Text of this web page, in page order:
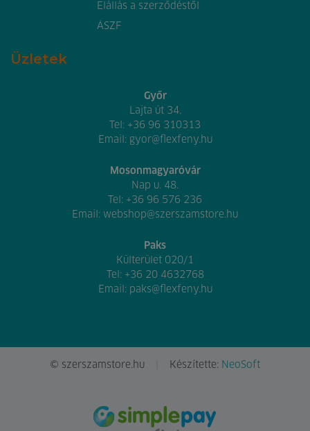
Elállás a szerződéstől
ÁSZF
Üzletek
Győr
Lajta út 34.
Tel: +36 96 310313
Email: gyor@flexfeny.hu
Mosonmagyaróvár
Nap u. 48.
Tel: +36 96 576 236
Email: webshop@szerszamstore.hu
Paks
Külterület 020/1
Tel: +36 20 4632768
Email: paks@flexfeny.hu
© szerszamstore.hu Készítette: NeoSoft